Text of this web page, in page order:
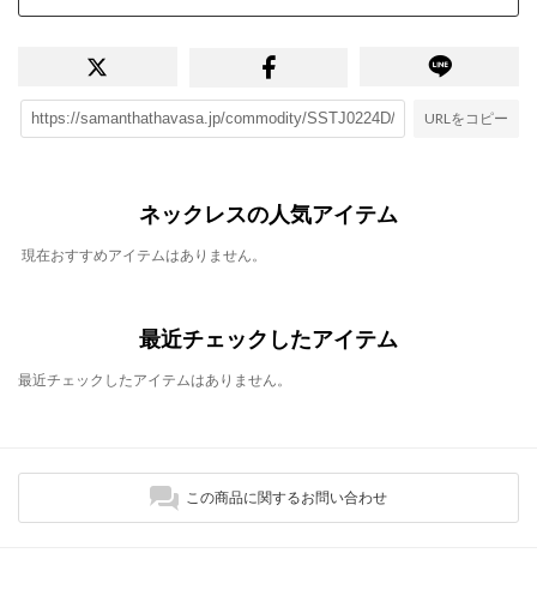
URLをコピー
ネックレスの人気アイテム
現在おすすめアイテムはありません。
最近チェックしたアイテム
最近チェックしたアイテムはありません。
この商品に関するお問い合わせ